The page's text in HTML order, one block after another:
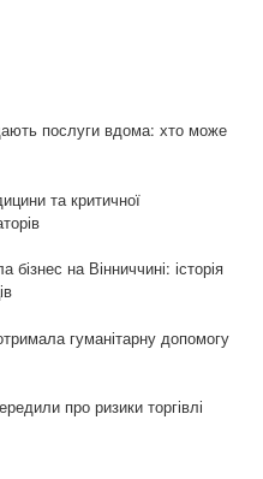
послуги вдома: хто може
та критичної
на Вінниччині: історія
гуманітарну допомогу
про ризики торгівлі